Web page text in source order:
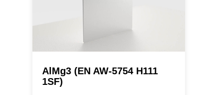
AlMg3 (EN AW-5754 H111
1SF)